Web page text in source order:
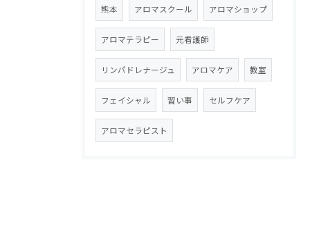
熊本 アロマスクール アロマショップ
アロマテラピー 元看護師
リンパドレナージュ アロマケア 教室
フェイシャル 習い事 セルフケア
アロマセラピスト